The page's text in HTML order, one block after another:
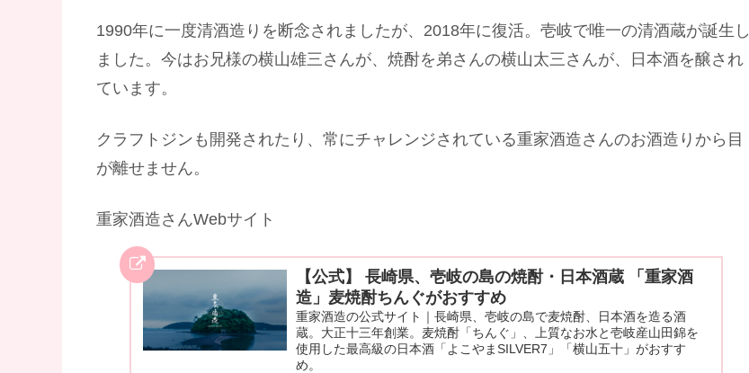
1990年に一度清酒造りを断念されましたが、2018年に復活。壱岐で唯一の清酒蔵が誕生し
ました。今はお兄様の横山雄三さんが、焼酎を弟さんの横山太三さんが、日本酒を醸され
ています。
クラフトジンも開発されたり、常にチャレンジされている重家酒造さんのお酒造りから目
が離せません。
重家酒造さんWebサイト
【公式】 長崎県、壱岐の島の焼酎・日本酒蔵 「重家酒
造」麦焼酎ちんぐがおすすめ
重家酒造の公式サイト｜長崎県、壱岐の島で麦焼酎、日本酒を造る酒
蔵。大正十三年創業。麦焼酎「ちんぐ」、上質なお水と壱岐産山田錦を
使用した最高級の日本酒「よこやまSILVER7」「横山五十」がおすす
め。